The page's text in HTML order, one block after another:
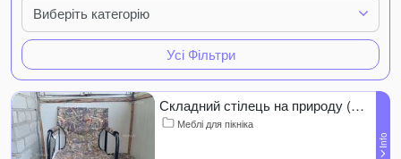
Виберіть категорію
Усі Фільтри
Складний стілець на природу (полочка з тканини)
Меблі для пікніка